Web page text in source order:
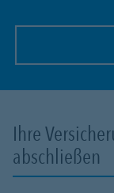
Ihre
abschließen